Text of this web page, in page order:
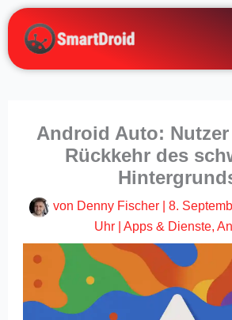
Zum
Inhalt
springen
Android Auto:
Rückkehr des
von Denny Fischer
8.
Uhr| Apps & Dienste,